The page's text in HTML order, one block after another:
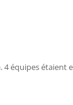
équipes étaient